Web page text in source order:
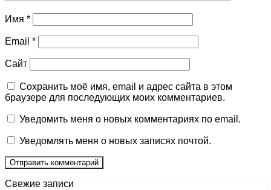
Имя *
Email *
Сайт
Сохранить моё имя, email и адрес сайта в этом
браузере для последующих моих комментариев.
Уведомить меня о новых комментариях по email.
Уведомлять меня о новых записях почтой.
Свежие записи